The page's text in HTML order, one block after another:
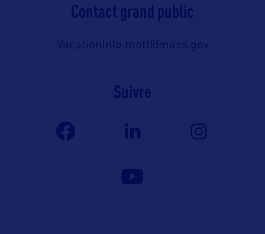
Contact grand public
VacationInfo.mott@mass.gov
Suivre